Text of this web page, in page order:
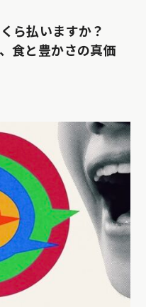
ら払いますか？
食と豊かさの真価